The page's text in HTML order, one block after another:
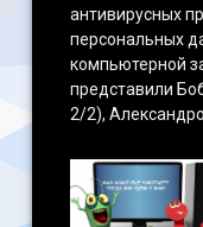
антивирусных
персональных
компьютерной
представили
2/2),